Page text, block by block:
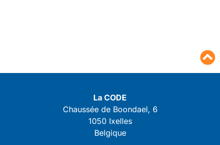
La CODE
Chaussée de Boondael, 6
1050 Ixelles
Belgique